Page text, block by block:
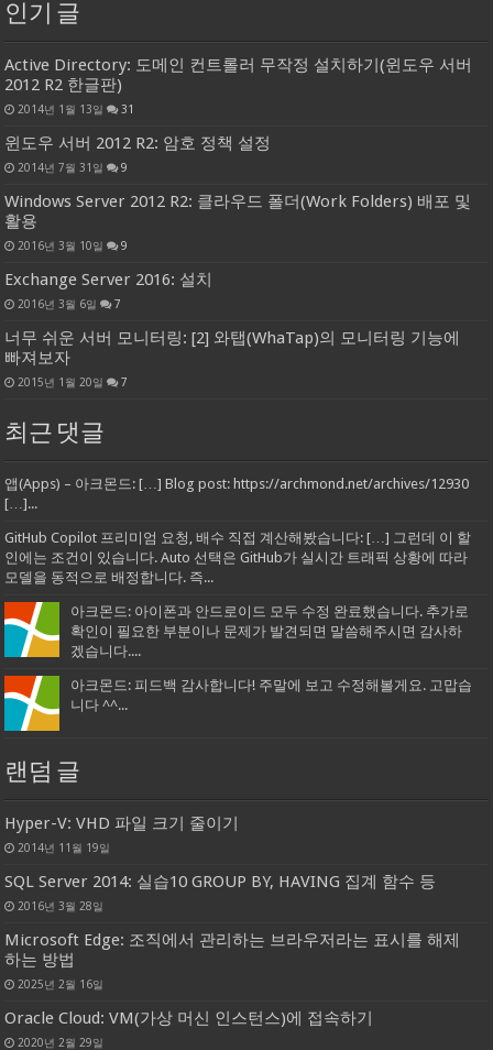
인기 글
Active Directory: 도메인 컨트롤러 무작정 설치하기(윈도우 서버
2012 R2 한글판)
2014년 1월 13일 31
윈도우 서버 2012 R2: 암호 정책 설정
2014년 7월 31일 9
Windows Server 2012 R2: 클라우드 폴더(Work Folders) 배포 및
활용
2016년 3월 10일 9
Exchange Server 2016: 설치
2016년 3월 6일 7
너무 쉬운 서버 모니터링: [2] 와탭(WhaTap)의 모니터링 기능에
빠져보자
2015년 1월 20일 7
최근 댓글
앱(Apps) – 아크몬드: […] Blog post: https://archmond.net/archives/12930
[…]...
GitHub Copilot 프리미엄 요청, 배수 직접 계산해봤습니다: […] 그런데 이 할
인에는 조건이 있습니다. Auto 선택은 GitHub가 실시간 트래픽 상황에 따라
모델을 동적으로 배정합니다. 즉...
아크몬드: 아이폰과 안드로이드 모두 수정 완료했습니다. 추가로
확인이 필요한 부분이나 문제가 발견되면 말씀해주시면 감사하
겠습니다....
아크몬드: 피드백 감사합니다! 주말에 보고 수정해볼게요. 고맙습
니다 ^^...
랜덤 글
Hyper-V: VHD 파일 크기 줄이기
2014년 11월 19일
SQL Server 2014: 실습10 GROUP BY, HAVING 집계 함수 등
2016년 3월 28일
Microsoft Edge: 조직에서 관리하는 브라우저라는 표시를 해제
하는 방법
2025년 2월 16일
Oracle Cloud: VM(가상 머신 인스턴스)에 접속하기
2020년 2월 29일